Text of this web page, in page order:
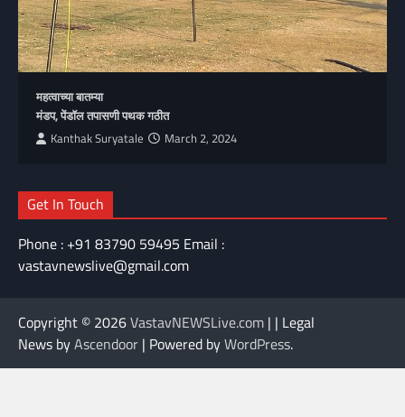
महत्वाच्या बातम्या
मंडप, पेंडॉल तपासणी पथक गठीत
Kanthak Suryatale March 2, 2024
Get In Touch
Phone : +91 83790 59495 Email :
vastavnewslive@gmail.com
Copyright © 2026VastavNEWSLive.com | | Legal
News byAscendoor | Powered byWordPress.